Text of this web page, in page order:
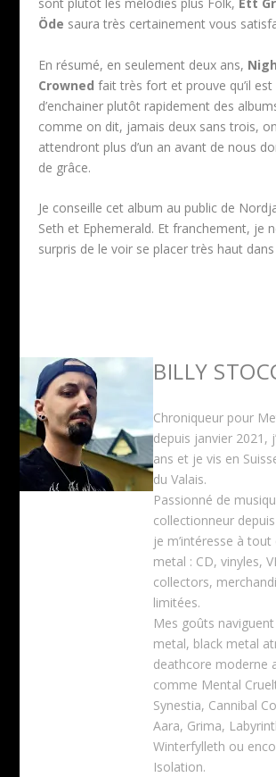
Öde saura très certainement vous
En résumé, en seulement deux ans,
Crowned fait très fort et prouve qu’il est
d’enchainer plutôt rapidement des
comme on dit, jamais deux sans trois, on
attendront plus d’un an avant de nous
de grâce.
Je conseille cet album au public de
Seth et Ephemerald. Et franchement, je
surpris de le voir se placer très haut
BILLY
Chroniqueur pour
depuis janvier 2021,
ans et je vis en
du Valais.
Passionné de
collectionneur
je m’intéresse à
metal : CD, vinyles,
collectors,
limitées.
Mes goûts
metal, black metal
deathcore moderne
comme Mental
Synestia, Cannibal
Aara, Grima,
Winterfylleth ou
Isolation.